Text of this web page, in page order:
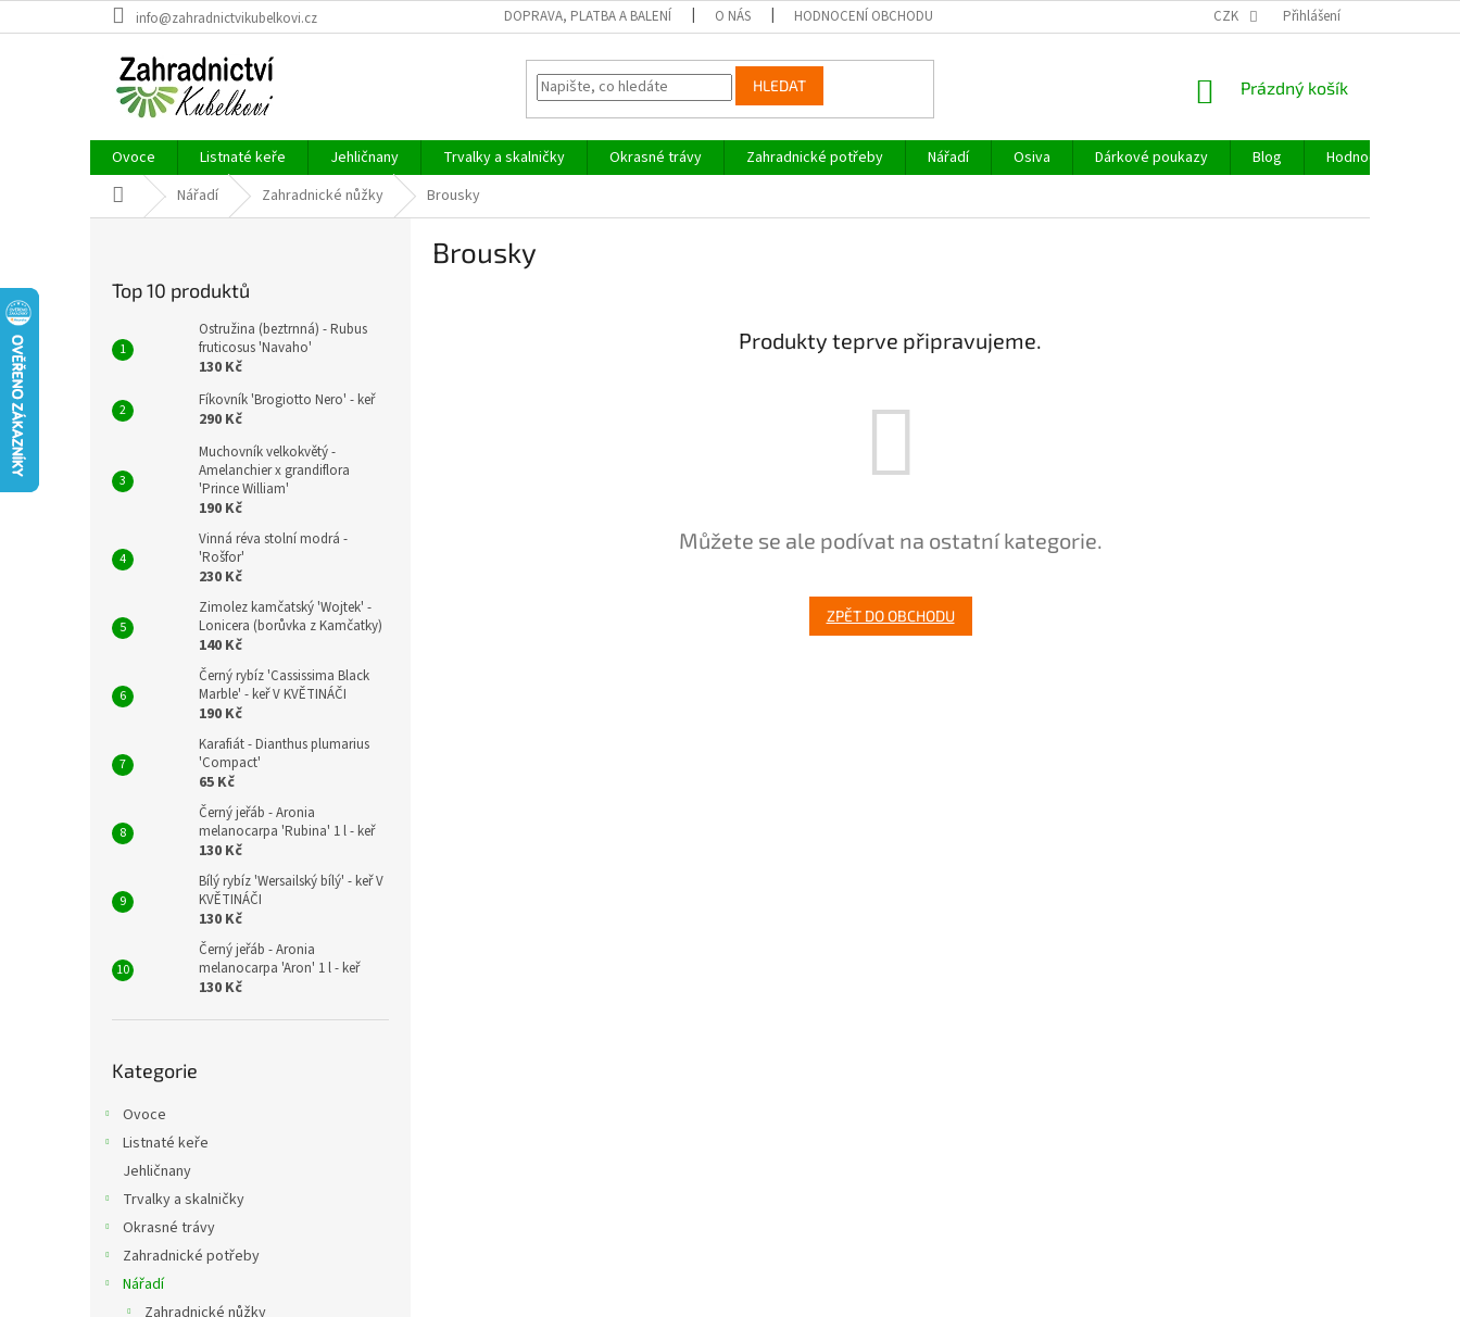
na
info@zahradnictvikubelkovi.cz DOPRAVA, PLATBA A BALENÍ O NÁS HODNOCENÍ OBCHODU CZK Přihlášení
HLEDAT
NÁKUPNÍ
Prázdný košík
Ovoce Listnaté keře Jehličnany Trvalky a skalničky Okrasné trávy Zahradnické potřeby Nářadí Osiva Dárkové poukazy Blog
Hodnocení obchodu
Domů Nářadí Zahradnické nůžky Brousky
Top 10 produktů
Ostružina (beztrnná) - Rubus
fruticosus 'Navaho'
130 Kč
Fíkovník 'Brogiotto Nero' - keř
290 Kč
Muchovník velkokvětý -
Amelanchier x grandiflora
'Prince William'
190 Kč
Vinná réva stolní modrá -
'Rošfor'
230 Kč
Zimolez kamčatský 'Wojtek' -
Lonicera (borůvka z Kamčatky)
140 Kč
Černý rybíz 'Cassissima Black
Marble' - keř V KVĚTINÁČI
190 Kč
Karafiát - Dianthus plumarius
'Compact'
65 Kč
Černý jeřáb - Aronia
melanocarpa 'Rubina' 1 l - keř
130 Kč
Bílý rybíz 'Wersailský bílý' - keř V
KVĚTINÁČI
130 Kč
Černý jeřáb - Aronia
melanocarpa 'Aron' 1 l - keř
130 Kč
kategorie
Kategorie
Ovoce
Listnaté keře
Jehličnany
Trvalky a skalničky
Okrasné trávy
Zahradnické potřeby
Nářadí
Zahradnické nůžky
Brousky
Produkty teprve připravujeme.
Můžete se ale podívat na ostatní kategorie.
ZPĚT DO OBCHODU